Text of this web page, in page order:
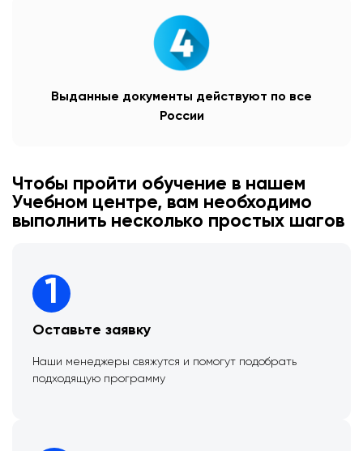
Выданные документы действуют по все
России
Чтобы пройти обучение в нашем
Учебном центре, вам необходимо
выполнить несколько простых шагов
1
Оставьте заявку
Наши менеджеры свяжутся и помогут подобрать
подходящую программу